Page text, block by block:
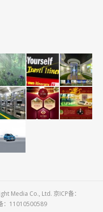
Media Co., Ltd. 京ICP备：
：11010500589